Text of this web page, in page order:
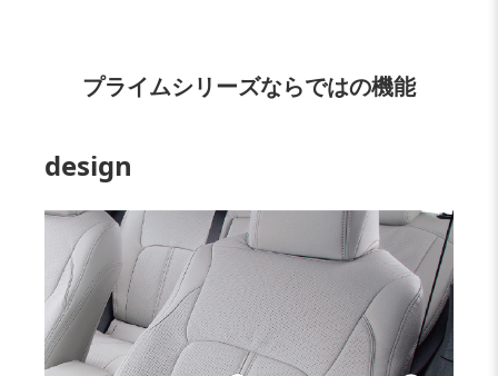
プライムシリーズならではの機能
design